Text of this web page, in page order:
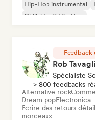
Hip-Hop instrumental
Chill / Lo-fi Hip-Hop
Feedback
Rob
Spécialiste
> 800 feedbacks
Alternative rock
Dream popElectronica
Ecrire des retours
morceaux